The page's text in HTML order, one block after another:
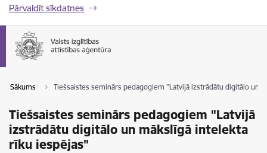
Pārvaldīt sīkdatnes
Sākums Tiešsaistes seminārs pedagogiem "Latvijā izstrādātu digitālo un
Tiešsaistes seminārs pedagogiem "Latvijā
izstrādātu digitālo un mākslīgā intelekta
rīku iespējas"